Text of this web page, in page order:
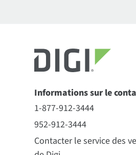
Informations sur le
1-877-912-3444
952-912-3444
Contacter le service des